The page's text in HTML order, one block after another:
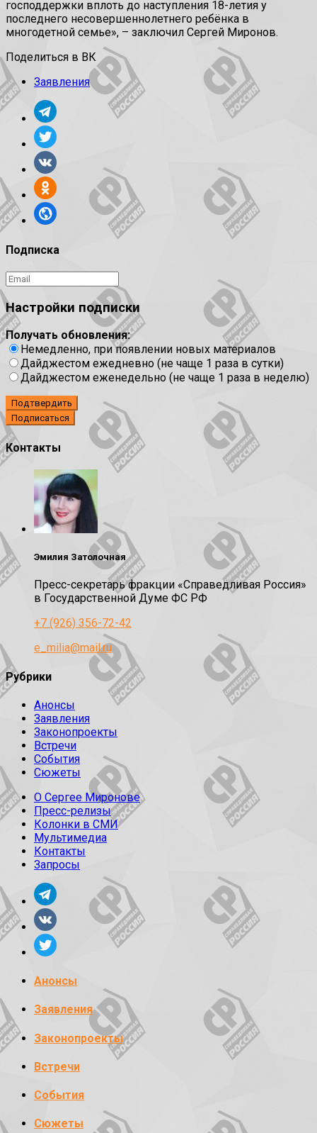
господдержки вплоть до наступления 18-летия у
последнего несовершеннолетнего ребёнка в
многодетной семье», – заключил Сергей Миронов.
Поделиться в ВК
Заявления
Подписка
Настройки подписки
Получать обновления:
Немедленно, при появлении новых материалов
Дайджестом ежедневно (не чаще 1 раза в сутки)
Дайджестом еженедельно (не чаще 1 раза в неделю)
Подтвердить
Контакты
Эмилия Затолочная
Пресс-секретарь фракции «Справедливая Россия»
в Государственной Думе ФС РФ
+7 (926) 356-72-42
e_milia@mail.ru
Рубрики
Анонсы
Заявления
Законопроекты
Встречи
События
Сюжеты
О Сергее Миронове
Пресс-релизы
Колонки в СМИ
Мультимедиа
Контакты
Запросы
Анонсы
Заявления
Законопроекты
Встречи
События
Сюжеты